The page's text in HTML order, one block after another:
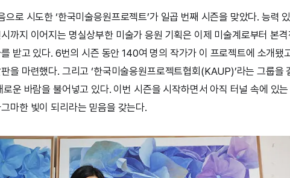
로 시도한 ‘한국미술응원프로젝트’가 일곱 번째 시즌을 맞았다. 능력 있
까지 이어지는 명실상부한 미술가 응원 기획은 이제 미술계로부터 본격
받고 있다. 6번의 시즌 동안 140여 명의 작가가 이 프로젝트에 소개됐
을 마련했다. 그리고 ‘한국미술응원프로젝트협회(KAUP)’라는 그룹을
운 바람을 불어넣고 있다. 이번 시즌을 시작하면서 아직 터널 속에 있는
마한 빛이 되리라는 믿음을 갖는다.